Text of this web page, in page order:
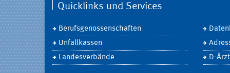
Quicklinks und Services
Berufsgenossenschaften
Unfallkassen
Landesverbände
D-